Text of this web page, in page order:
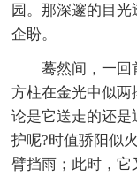
园。那深邃的目
企盼。
蓦然间，一回
方柱在金光中似
论是它送走的还
护呢?时值骄阳似
臂挡雨；此时，